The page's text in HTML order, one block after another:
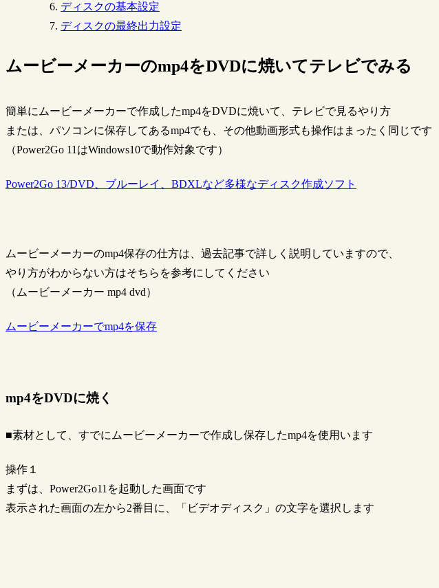
ディスクの基本設定
ディスクの最終出力設定
ムービーメーカーのmp4をDVDに焼いてテレビでみる
簡単にムービーメーカーで作成したmp4をDVDに焼いて、テレビで見るやり方
または、パソコンに保存してあるmp4でも、その他動画形式も操作はまったく同じです
（Power2Go 11はWindows10で動作対象です）
Power2Go 13/DVD、ブルーレイ、BDXLなど多様なディスク作成ソフト
ムービーメーカーのmp4保存の仕方は、過去記事で詳しく説明していますので、
やり方がわからない方はそちらを参考にしてください
（ムービーメーカー mp4 dvd）
ムービーメーカーでmp4を保存
mp4をDVDに焼く
■素材として、すでにムービーメーカーで作成し保存したmp4を使用います
操作１
まずは、Power2Go11を起動した画面です
表示された画面の左から2番目に、「ビデオディスク」の文字を選択します